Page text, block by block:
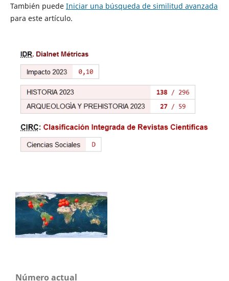
También puede Iniciar una búsqueda de similitud avanzada
para este artículo.
Número actual